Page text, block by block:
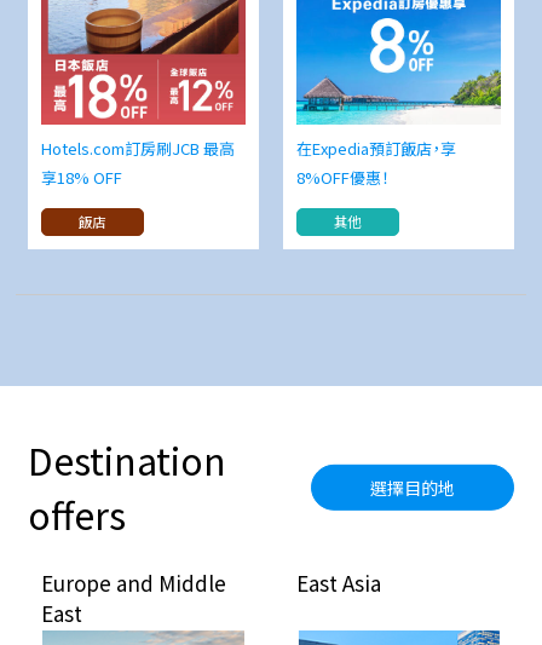
Hotels.com訂房刷JCB 最高
享18% OFF
飯店
在Expedia預訂飯店，享
8%OFF優惠！
其他
Destination
offers
選擇目的地
Europe and Middle
East
East Asia